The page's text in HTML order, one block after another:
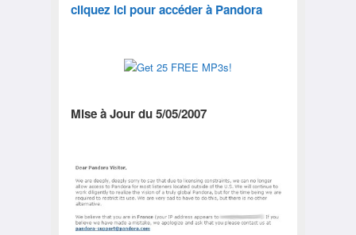
cliquez ici pour accéder à Pandora
Mise à Jour du 5/05/2007